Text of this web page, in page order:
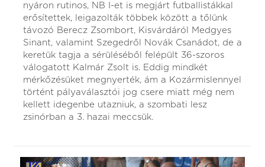
nyáron rutinos, NB I-et is megjárt futballistákkal
erősítettek, leigazolták többek között a tőlünk
távozó Berecz Zsombort, Kisvárdáról Medgyes
Sinant, valamint Szegedről Novák Csanádot, de a
keretük tagja a sérüléséből felépült 36-szoros
válogatott Kalmár Zsolt is. Eddig mindkét
mérkőzésüket megnyerték, ám a Kozármislennyel
történt pályaválasztói jog csere miatt még nem
kellett idegenbe utazniuk, a szombati lesz
zsinórban a 3. hazai meccsük.